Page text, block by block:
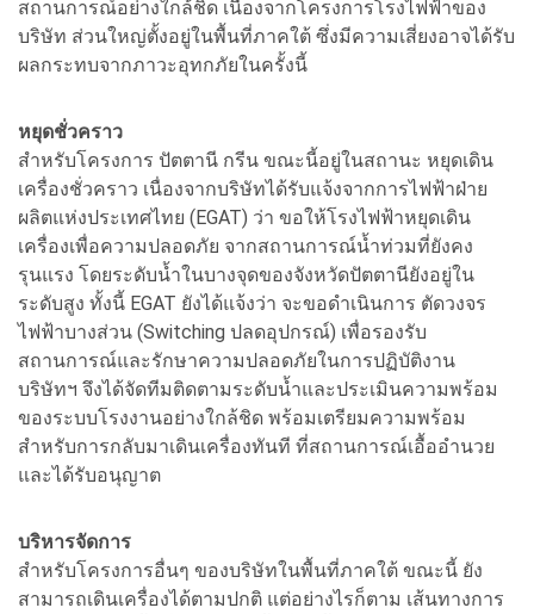
สถานการณ์อย่างใกล้ชิด เนื่องจากโครงการโรงไฟฟ้าของ
บริษัท ส่วนใหญ่ตั้งอยู่ในพื้นที่ภาคใต้ ซึ่งมีความเสี่ยงอาจได้รับ
ผลกระทบจากภาวะอุทกภัยในครั้งนี้
หยุดชั่วคราว
สำหรับโครงการ ปัตตานี กรีน ขณะนี้อยู่ในสถานะ หยุดเดิน
เครื่องชั่วคราว เนื่องจากบริษัทได้รับแจ้งจากการไฟฟ้าฝ่าย
ผลิตแห่งประเทศไทย (EGAT) ว่า ขอให้โรงไฟฟ้าหยุดเดิน
เครื่องเพื่อความปลอดภัย จากสถานการณ์น้ำท่วมที่ยังคง
รุนแรง โดยระดับน้ำในบางจุดของจังหวัดปัตตานียังอยู่ใน
ระดับสูง ทั้งนี้ EGAT ยังได้แจ้งว่า จะขอดำเนินการ ตัดวงจร
ไฟฟ้าบางส่วน (Switching ปลดอุปกรณ์) เพื่อรองรับ
สถานการณ์และรักษาความปลอดภัยในการปฏิบัติงาน
บริษัทฯ จึงได้จัดทีมติดตามระดับน้ำและประเมินความพร้อม
ของระบบโรงงานอย่างใกล้ชิด พร้อมเตรียมความพร้อม
สำหรับการกลับมาเดินเครื่องทันที ที่สถานการณ์เอื้ออำนวย
และได้รับอนุญาต
บริหารจัดการ
สำหรับโครงการอื่นๆ ของบริษัทในพื้นที่ภาคใต้ ขณะนี้ ยัง
สามารถเดินเครื่องได้ตามปกติ แต่อย่างไรก็ตาม เส้นทางการ